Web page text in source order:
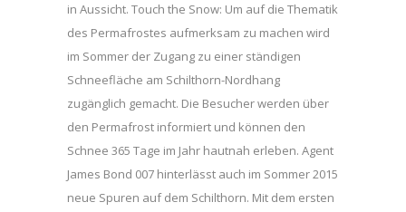
in Aussicht. Touch the Snow: Um auf die Thematik
des Permafrostes aufmerksam zu machen wird
im Sommer der Zugang zu einer ständigen
Schneefläche am Schilthorn-Nordhang
zugänglich gemacht. Die Besucher werden über
den Permafrost informiert und können den
Schnee 365 Tage im Jahr hautnah erleben. Agent
James Bond 007 hinterlässt auch im Sommer 2015
neue Spuren auf dem Schilthorn. Mit dem ersten